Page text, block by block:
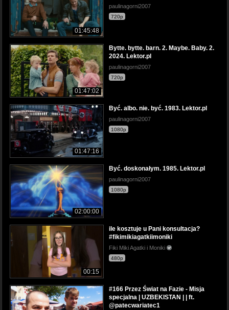
01:45:48
paulinagorni2007
720p
01:47:02
Bytte. bytte. barn. 2. Maybe. Baby. 2.
2024. Lektor.pl
paulinagorni2007
720p
01:47:16
Być. albo. nie. być. 1983. Lektor.pl
paulinagorni2007
1080p
02:00:00
Być. doskonałym. 1985. Lektor.pl
paulinagorni2007
1080p
00:15
ile kosztuje u Pani konsultacja?
#fikimikiagatkiimoniki
Fiki Miki Agatki i Moniki
480p
#166 Przez Świat na Fazie - Misja
specjalna | UZBEKISTAN | | ft.
@patecwariatec1